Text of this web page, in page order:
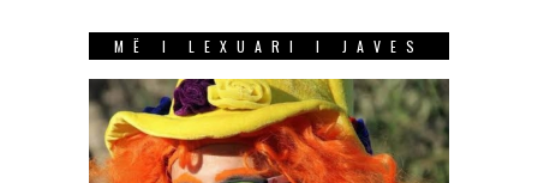
MË I LEXUARI I JAVES